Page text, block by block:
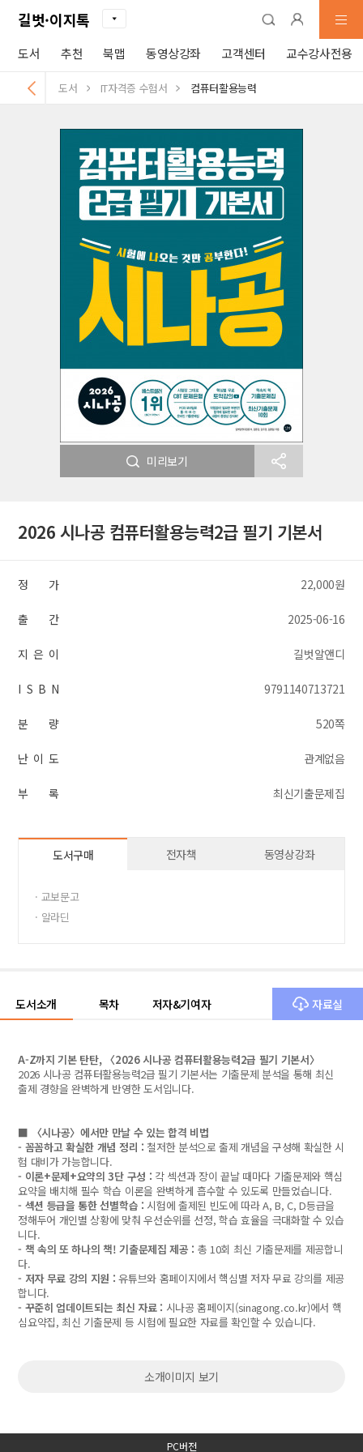
길벗·이지톡
도서 추천 북맵 동영상강좌 고객센터 교수강사전용
도서 IT자격증 수험서 컴퓨터활용능력
미리보기
2026 시나공 컴퓨터활용능력2급 필기 기본서
정 가 22,000원
출 간 2025-06-16
지 은 이 길벗알앤디
I S B N 9791140713721
분 량 520쪽
난 이 도 관계없음
부 록 최신기출문제집
도서구매 전자책 동영상강좌
· 교보문고
· 알라딘
도서소개 목차 저자&기여자 자료실
A-Z까지 기본 탄탄, 〈2026 시나공 컴퓨터활용능력2급 필기 기본서〉
2026 시나공 컴퓨터활용능력2급 필기 기본서는 기출문제 분석을 통해 최신
출제 경향을 완벽하게 반영한 도서입니다.
■ 〈시나공〉에서만 만날 수 있는 합격 비법
- 꼼꼼하고 확실한 개념 정리 : 철저한 분석으로 출제 개념을 구성해 확실한 시
험 대비가 가능합니다.
- 이론+문제+요약의 3단 구성 : 각 섹션과 장이 끝날 때마다 기출문제와 핵심
요약을 배치해 필수 학습 이론을 완벽하게 흡수할 수 있도록 만들었습니다.
- 섹션 등급을 통한 선별학습 : 시험에 출제된 빈도에 따라 A, B, C, D등급을
정해두어 개인별 상황에 맞춰 우선순위를 선정, 학습 효율을 극대화할 수 있습
니다.
- 책 속의 또 하나의 책! 기출문제집 제공 : 총 10회 최신 기출문제를 제공합니
다.
- 저자 무료 강의 지원 :유튜브와 홈페이지에서 핵심별 저자 무료 강의를 제공
합니다.
- 꾸준히 업데이트되는 최신 자료 : 시나공 홈페이지(sinagong.co.kr)에서 핵
심요약집, 최신 기출문제 등 시험에 필요한 자료를 확인할 수 있습니다.
소개이미지 보기
PC버전